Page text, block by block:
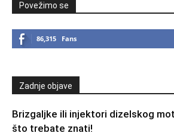
Povežimo se
86,315 Fans
Zadnje objave
Brizgaljke ili injektori dizelskog
što trebate znati!